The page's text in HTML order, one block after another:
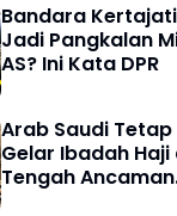
Ucapkan
Bhayangkara
Dukung Polri
Bandara Kertajati
Jadi Pangkalan
AS? Ini Kata DPR
Arab Saudi Tetap
Gelar Ibadah Haji
Tengah Ancaman